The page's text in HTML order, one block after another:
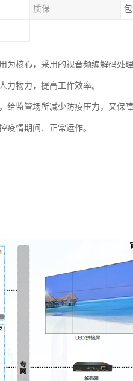
质保
为核心，采用的视音频编解码处
力物力，提高工作效率。
给监管场所减少防疫压力，又保
疫情期间、正常运作。